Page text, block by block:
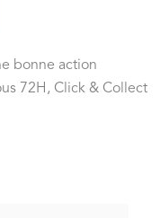
bonne action
72H, Click & Collect